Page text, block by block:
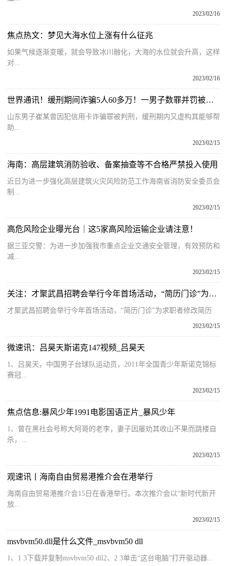
2023/02/16
焦点热文：梦见大海水位上涨有什么征兆
如果气候逐渐变暖，就会导致冰川融化，大海的水位就会升高，这样
对...
2023/02/16
世界通讯！缓刑期间诈骗5人60多万！一男子数罪并罚被判13年半
山东男子崔某曾因犯信用卡诈骗罪被判刑，缓刑期内又虚构其能够帮
助...
2023/02/15
海南：高层建筑消防验收、备案抽查等不合格严禁投入使用
近日为进一步强化高层建筑火灾风险防范工作海南省消防安全委员会
制...
2023/02/15
高危风险企业曝光台｜这5家高风险运输企业请注意！
据三亚交警：为进一步加强我市重点企业交通安全管理，有效预防和
减...
2023/02/15
关注：才聚武昌招聘会举行今年首场活动，“简历门诊”为求职者修改简历
才聚武昌招聘会举行今年首场活动，“简历门诊”为求职者修改简历
2023/02/15
微速讯：吕昊天斯诺克147视频_吕昊天
1、吕昊天，中国男子台球队运动员，2011年全国青少年斯诺克锦标
赛冠...
2023/02/15
焦点信息:暴风少年1991电影国语正片_暴风少年
1、曾在黑社会号称大阿哥的老李，妻子因屡劝其收山不果而跳楼自
杀，...
2023/02/15
观速讯丨海南自由贸易港推介会在港举行
海南自由贸易港推介会15日在香港举行。本次推介会以“新时代新开
放...
2023/02/15
msvbvm50.dll是什么文件_msvbvm50 dll
1、1 3下载并复制msvbvm50 dll2、2 3单击“这台电脑”打开驱动器...